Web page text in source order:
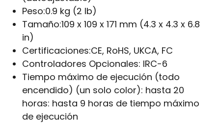
Peso:0.9 kg (2 lb)
Tamaño:109 x 109 x 171 mm (4.3 x 4.3 x 6.8
in)
Certificaciones:CE, RoHS, UKCA, FC
Controladores Opcionales: IRC-6
Tiempo máximo de ejecución (todo
encendido) (un solo color): hasta 20
horas: hasta 9 horas de tiempo máximo
de ejecución